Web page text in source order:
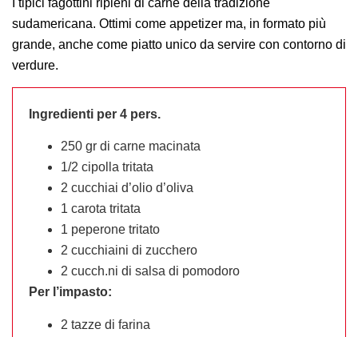
sudamericana. Ottimi come appetizer ma, in formato più
grande, anche come piatto unico da servire con contorno di
verdure.
Ingredienti per 4 pers.
250 gr di carne macinata
1/2 cipolla tritata
2 cucchiai d’olio d’oliva
1 carota tritata
1 peperone tritato
2 cucchiaini di zucchero
2 cucch.ni di salsa di pomodoro
Per l’impasto:
2 tazze di farina